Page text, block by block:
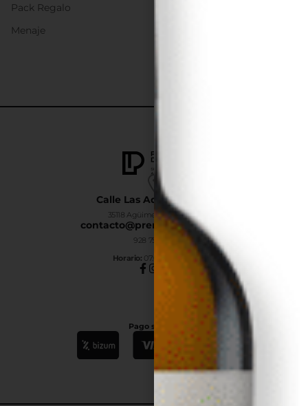
Calle Las Adelfas Nº6-B
35118 Agüimes, Las Palmas
contacto@premiumdrinks.es
928 754 363
Horario: 07:00h a 15:00h
Pago seguro
Pack Regalo
Menaje